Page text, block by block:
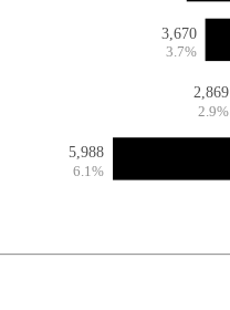
3,670
3.7%
2,869
2.9%
5,988
6.1%